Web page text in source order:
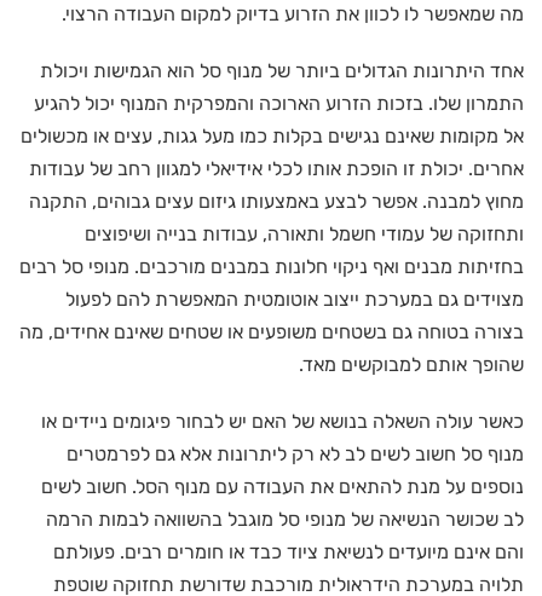
מה שמאפשר לו לכוון את הזרוע בדיוק למקום העבודה הרצוי.
אחד היתרונות הגדולים ביותר של מנוף סל הוא הגמישות ויכולת
התמרון שלו. בזכות הזרוע הארוכה והמפרקית המנוף יכול להגיע
אל מקומות שאינם נגישים בקלות כמו מעל גגות, עצים או מכשולים
אחרים. יכולת זו הופכת אותו לכלי אידיאלי למגוון רחב של עבודות
מחוץ למבנה. אפשר לבצע באמצעותו גיזום עצים גבוהים, התקנה
ותחזוקה של עמודי חשמל ותאורה, עבודות בנייה ושיפוצים
בחזיתות מבנים ואף ניקוי חלונות במבנים מורכבים. מנופי סל רבים
מצוידים גם במערכת ייצוב אוטומטית המאפשרת להם לפעול
בצורה בטוחה גם בשטחים משופעים או שטחים שאינם אחידים, מה
שהופך אותם למבוקשים מאד.
כאשר עולה השאלה בנושא של האם יש לבחור פיגומים ניידים או
מנוף סל חשוב לשים לב לא רק ליתרונות אלא גם לפרמטרים
נוספים על מנת להתאים את העבודה עם מנוף הסל. חשוב לשים
לב שכושר הנשיאה של מנופי סל מוגבל בהשוואה לבמות הרמה
והם אינם מיועדים לנשיאת ציוד כבד או חומרים רבים. פעולתם
תלויה במערכת הידראולית מורכבת שדורשת תחזוקה שוטפת